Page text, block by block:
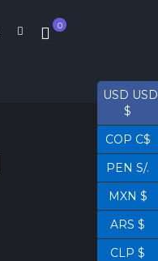
0
USD USD
$
COP C$
PEN S/.
MXN $
ARS $
CLP $